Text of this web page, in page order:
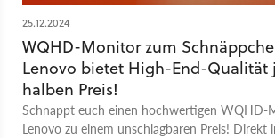
25.12.2024
WQHD-Monitor zum
Lenovo bietet High-End-Qualität
halben Preis!
Schnappt euch einen hochwertigen WQHD-
Lenovo zu einem unschlagbaren Preis! Direkt